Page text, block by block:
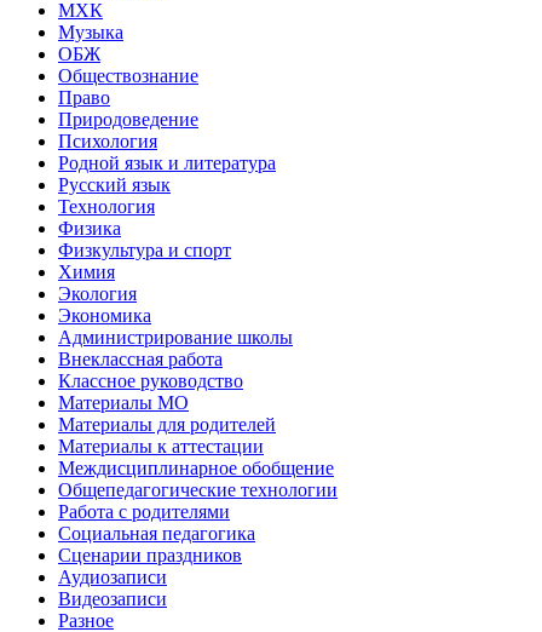
МХК
Музыка
ОБЖ
Обществознание
Право
Природоведение
Психология
Родной язык и литература
Русский язык
Технология
Физика
Физкультура и спорт
Химия
Экология
Экономика
Администрирование школы
Внеклассная работа
Классное руководство
Материалы МО
Материалы для родителей
Материалы к аттестации
Междисциплинарное обобщение
Общепедагогические технологии
Работа с родителями
Социальная педагогика
Сценарии праздников
Аудиозаписи
Видеозаписи
Разное